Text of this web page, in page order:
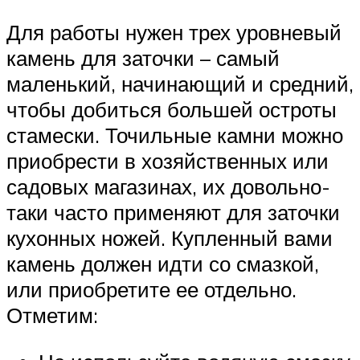
Для работы нужен трех уровневый
камень для заточки – самый
маленький, начинающий и средний,
чтобы добиться большей остроты
стамески. Точильные камни можно
приобрести в хозяйственных или
садовых магазинах, их довольно-
таки часто применяют для заточки
кухонных ножей. Купленный вами
камень должен идти со смазкой,
или приобретите ее отдельно.
Отметим: